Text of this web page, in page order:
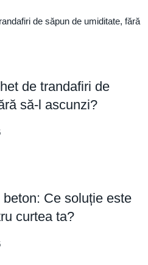
de trandafiri de
să-l ascunzi?
Ce soluție este
curtea ta?